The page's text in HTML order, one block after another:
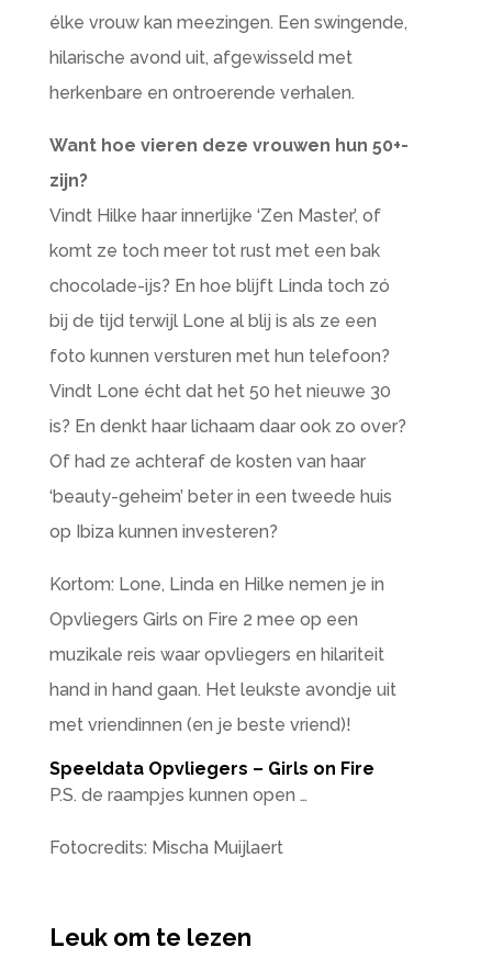
élke vrouw kan meezingen. Een swingende,
hilarische avond uit, afgewisseld met
herkenbare en ontroerende verhalen.
Want hoe vieren deze vrouwen hun 50+-
zijn?
Vindt Hilke haar innerlijke ‘Zen Master’, of
komt ze toch meer tot rust met een bak
chocolade-ijs? En hoe blijft Linda toch zó
bij de tijd terwijl Lone al blij is als ze een
foto kunnen versturen met hun telefoon?
Vindt Lone écht dat het 50 het nieuwe 30
is? En denkt haar lichaam daar ook zo over?
Of had ze achteraf de kosten van haar
‘beauty-geheim’ beter in een tweede huis
op Ibiza kunnen investeren?
Kortom: Lone, Linda en Hilke nemen je in
Opvliegers Girls on Fire 2 mee op een
muzikale reis waar opvliegers en hilariteit
hand in hand gaan. Het leukste avondje uit
met vriendinnen (en je beste vriend)!
Speeldata Opvliegers – Girls on Fire
P.S. de raampjes kunnen open …
Fotocredits: Mischa Muijlaert
Leuk om te lezen